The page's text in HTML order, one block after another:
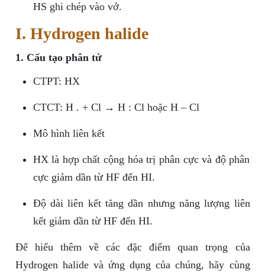
HS ghi chép vào vở.
I. Hydrogen halide
1. Cấu tạo phân tử
CTPT: HX
CTCT: H . + Cl → H : Cl hoặc H – Cl
Mô hình liên kết
HX là hợp chất cộng hóa trị phân cực và độ phân
cực giảm dần từ HF đến HI.
Độ dài liên kết tăng dần nhưng năng lượng liên
kết giảm dần từ HF đến HI.
Để hiểu thêm về các đặc điểm quan trọng của
Hydrogen halide và ứng dụng của chúng, hãy cùng